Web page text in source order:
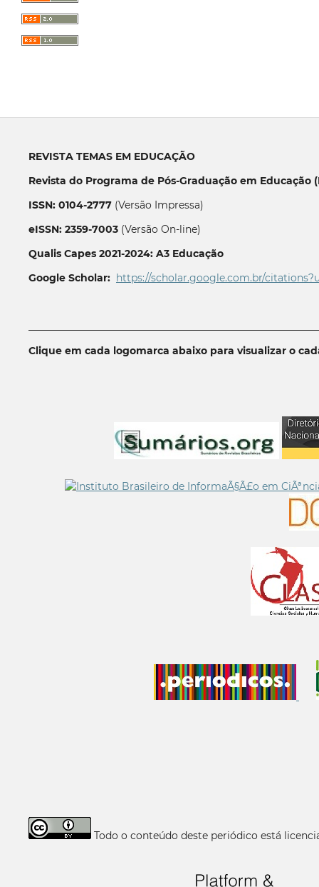
REVISTA TEMAS EM EDUCAÇÃO
Revista do Programa de Pós-Graduação em Educação
ISSN: 0104-2777(Versão Impressa)
eISSN: 2359-7003(Versão On-line)
Qualis Capes 2021-2024: A3 Educação
Google Scholar: https://scholar.google.com.br/
Clique em cada logomarca abaixo para visualizar o
Todo o conteúdo deste periódico está